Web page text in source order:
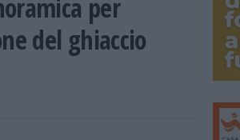
per
del ghiaccio